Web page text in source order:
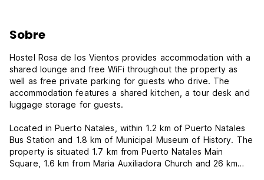
Sobre
Hostel Rosa de los Vientos provides accommodation with a
shared lounge and free WiFi throughout the property as
well as free private parking for guests who drive. The
accommodation features a shared kitchen, a tour desk and
luggage storage for guests.
Located in Puerto Natales, within 1.2 km of Puerto Natales
Bus Station and 1.8 km of Municipal Museum of History. The
property is situated 1.7 km from Puerto Natales Main
Square, 1.6 km from Maria Auxiliadora Church and 26 km